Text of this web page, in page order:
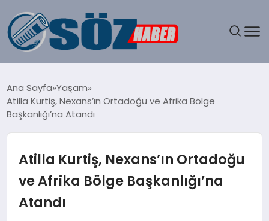
SPOR
EĞITIM
Ana Sayfa Yaşam
Atilla Kurtiş, Nexans’ın Ortadoğu ve Afrika Bölge
Başkanlığı’na Atandı
Atilla Kurtiş, Nexans’ın Ortadoğu
ve Afrika Bölge Başkanlığı’na
Atandı